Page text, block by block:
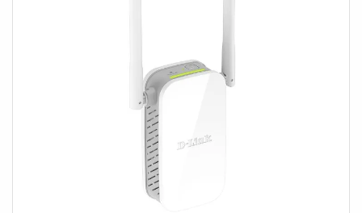
domestique intelligente !Système audio multiroom
compact, Amplificateur numérique de classe D 4x 60W,
Amplificateur stéréo Wi-Fi Plug and Play, Peut être utilisé
avec l'application Legacy player (Android et iOS),
Récepteur BT pour le streaming audio, 10 préréglages
personnalisables (programmables via l'application),
Fonctionne également avec la plupart des autres services
de diffusion en continu, Entrée RCA et USB, Connexion
Ethernet RJ45, Indicateur LED pour les différentes
fonctions, Alimentation électrique stable et économe en